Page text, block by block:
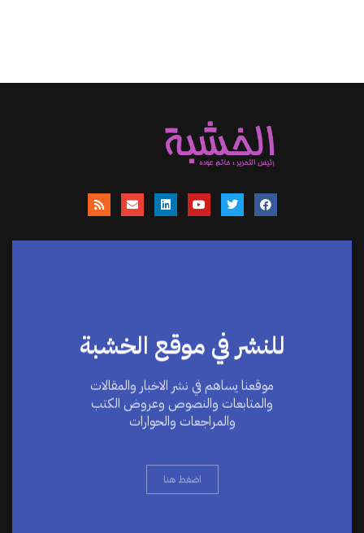
للنشر في موقع الخشبة
موقعنا يساهم في نشر الاخبار والمقالات
والمتابعات والنصوص وعروض الكتب
والمراجعات والحوارات